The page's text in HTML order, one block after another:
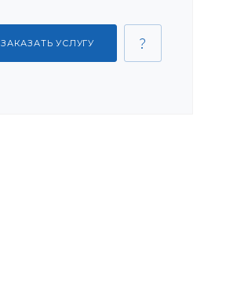
ЗАКАЗАТЬ УСЛУГУ